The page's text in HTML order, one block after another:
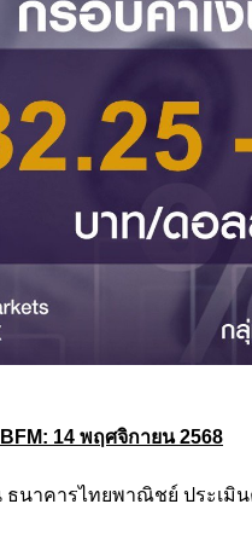
14 พฤศจิกายน 2568
ธนาคารไทยพาณิชย์ ประเมิ